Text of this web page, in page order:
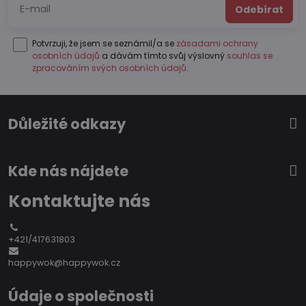
Odebírat
Potvrzuji, že jsem se seznámil/a se zásadami ochrany
osobních údajů a dávám tímto svůj výslovný souhlas se
zpracováním svých osobních údajů.
Důležité odkazy
Kde nás nájdete
Kontaktujte nás
+421/417631803
happywok@happywok.cz
Údaje o společnosti